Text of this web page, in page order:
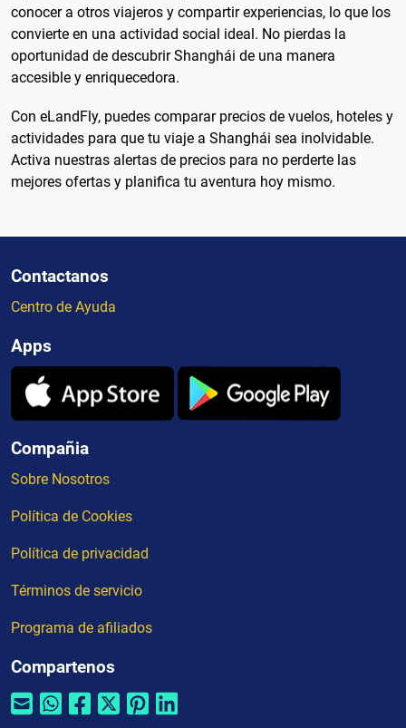
conocer a otros viajeros y compartir experiencias, lo que los
convierte en una actividad social ideal. No pierdas la
oportunidad de descubrir Shanghái de una manera
accesible y enriquecedora.
Con eLandFly, puedes comparar precios de vuelos, hoteles y
actividades para que tu viaje a Shanghái sea inolvidable.
Activa nuestras alertas de precios para no perderte las
mejores ofertas y planifica tu aventura hoy mismo.
Contactanos
Centro de Ayuda
Apps
Compañia
Sobre Nosotros
Política de Cookies
Política de privacidad
Términos de servicio
Programa de afiliados
Compartenos